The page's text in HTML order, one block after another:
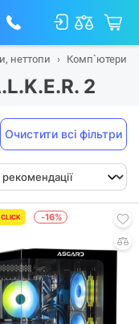
неттопи Комп`ютери
2
Очистити всі фільтри
CLICK -16%